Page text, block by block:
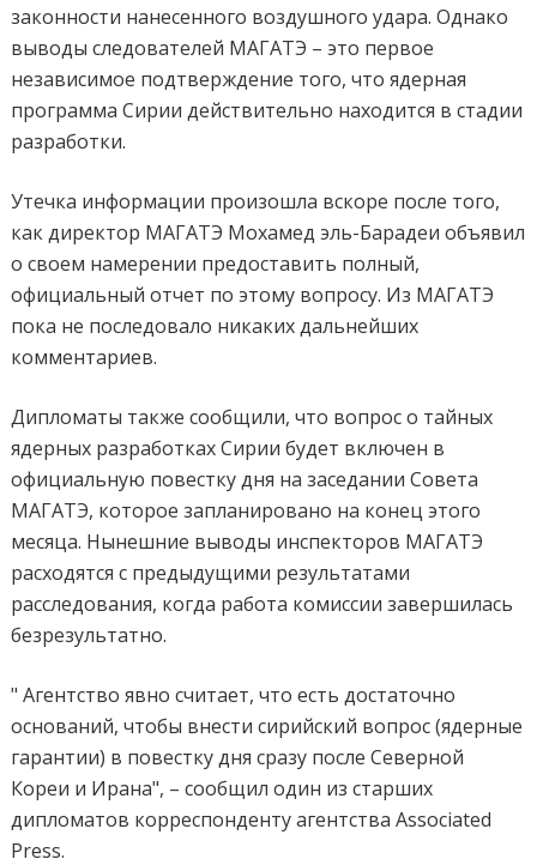
законности нанесенного воздушного удара. Однако
выводы следователей МАГАТЭ – это первое
независимое подтверждение того, что ядерная
программа Сирии действительно находится в стадии
разработки.
Утечка информации произошла вскоре после того,
как директор МАГАТЭ Мохамед эль-Барадеи объявил
о своем намерении предоставить полный,
официальный отчет по этому вопросу. Из МАГАТЭ
пока не последовало никаких дальнейших
комментариев.
Дипломаты также сообщили, что вопрос о тайных
ядерных разработках Сирии будет включен в
официальную повестку дня на заседании Совета
МАГАТЭ, которое запланировано на конец этого
месяца. Нынешние выводы инспекторов МАГАТЭ
расходятся с предыдущими результатами
расследования, когда работа комиссии завершилась
безрезультатно.
" Агентство явно считает, что есть достаточно
оснований, чтобы внести сирийский вопрос (ядерные
гарантии) в повестку дня сразу после Северной
Кореи и Ирана", – сообщил один из старших
дипломатов корреспонденту агентства Associated
Press.